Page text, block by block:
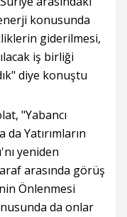
konusunda
giderilmesi,
iş birliği
diye konuştu
"Yabancı
da Yatırımların
yeniden
arasında görüş
Önlenmesi
da onlar